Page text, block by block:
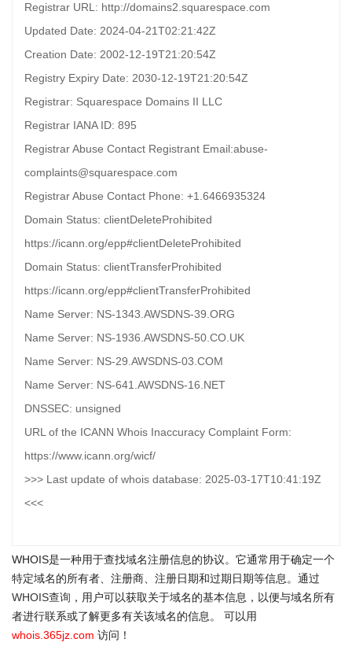
Registrar URL: http://domains2.squarespace.com
Updated Date: 2024-04-21T02:21:42Z
Creation Date: 2002-12-19T21:20:54Z
Registry Expiry Date: 2030-12-19T21:20:54Z
Registrar: Squarespace Domains II LLC
Registrar IANA ID: 895
Registrar Abuse Contact Registrant Email:abuse-
complaints@squarespace.com
Registrar Abuse Contact Phone: +1.6466935324
Domain Status: clientDeleteProhibited
https://icann.org/epp#clientDeleteProhibited
Domain Status: clientTransferProhibited
https://icann.org/epp#clientTransferProhibited
Name Server: NS-1343.AWSDNS-39.ORG
Name Server: NS-1936.AWSDNS-50.CO.UK
Name Server: NS-29.AWSDNS-03.COM
Name Server: NS-641.AWSDNS-16.NET
DNSSEC: unsigned
URL of the ICANN Whois Inaccuracy Complaint Form:
https://www.icann.org/wicf/
>>> Last update of whois database: 2025-03-17T10:41:19Z
<<<
WHOIS是一种用于查找域名注册信息的协议。它通常用于确定一个
特定域名的所有者、注册商、注册日期和过期日期等信息。通过
WHOIS查询 ，用户可以获取关于域名的基本信息，以便与域名所有
者进行联系或了解更多有关该域名的信息。 可以用
whois.365jz.com 访问！